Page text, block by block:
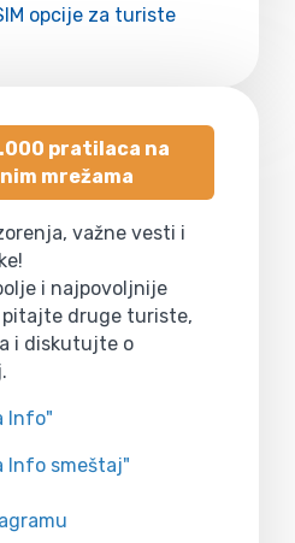
opcije za turiste
pratilaca na
mrežama
važne vesti i
i najpovoljnije
pitajte druge turiste,
i diskutujte o
Info"
Info smeštaj"